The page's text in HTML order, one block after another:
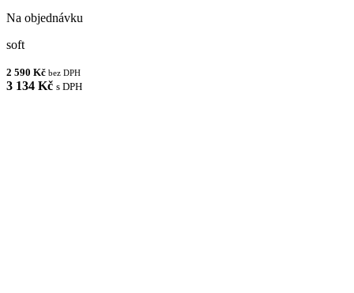
Na objednávku
soft
2 590 Kč bez DPH
3 134 Kč s DPH